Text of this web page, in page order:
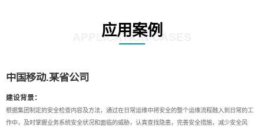
应用案例
APPLICATION CASES
中国移动.某省公司
建设背景：
根据集团制定的安全检查内容及方法，通过在日常运维中将安全的整个运维流程融入到日常的工
作中，及时掌握业务系统安全状况和面临的威胁，认真查找隐患，完善安全措施，减少安全风